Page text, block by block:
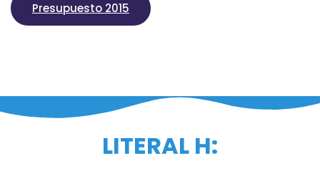
Presupuesto 2015
LITERAL H: